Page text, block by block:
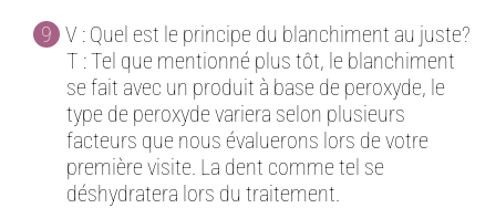
V : Quel est le principe du blanchiment au juste?
T : Tel que mentionné plus tôt, le blanchiment
se fait avec un produit à base de peroxyde, le
type de peroxyde variera selon plusieurs
facteurs que nous évaluerons lors de votre
première visite. La dent comme tel se
déshydratera lors du traitement.